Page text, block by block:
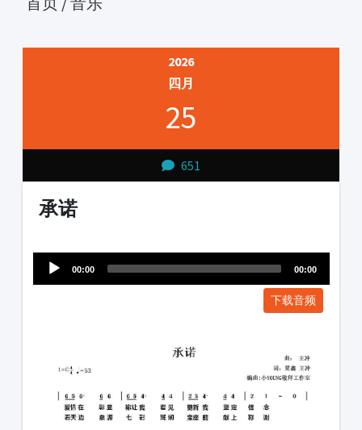
2026
四月
25
651
承诺
Player
00:00 00:00
下载音频